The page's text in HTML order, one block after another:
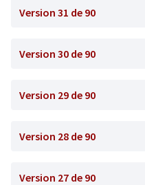
Version 31 de 90
Version 30 de 90
Version 29 de 90
Version 28 de 90
Version 27 de 90